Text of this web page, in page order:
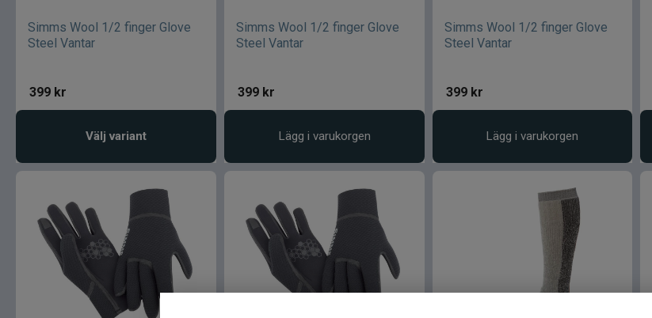
Simms Wool 1/2 finger Glove
Steel Vantar
399 kr
Välj variant
Simms Wool 1/2 finger Glove
Steel Vantar
399 kr
Lägg i varukorgen
Simms Wool 1/2 finger Glove
Steel Vantar
399 kr
Lägg i varukorgen